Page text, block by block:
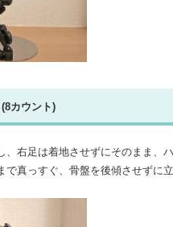
カウント)
、右足は着地させずにそのまま、
で真っすぐ、骨盤を後傾させずに